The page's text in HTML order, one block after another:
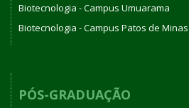
Biotecnologia - Campus Umuarama
Biotecnologia - Campus Patos de Minas
PÓS-GRADUAÇÃO